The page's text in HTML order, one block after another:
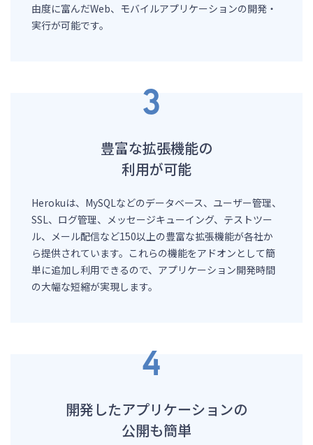
由度に富んだWeb、モバイルアプリケーションの開発・
実行が可能です。
豊富な拡張機能の
利用が可能
Herokuは、MySQLなどのデータベース、ユーザー管理、
SSL、ログ管理、メッセージキューイング、テストツー
ル、メール配信など150以上の豊富な拡張機能が各社か
ら提供されています。これらの機能をアドオンとして簡
単に追加し利用できるので、アプリケーション開発時間
の大幅な短縮が実現します。
開発したアプリケーションの
公開も簡単